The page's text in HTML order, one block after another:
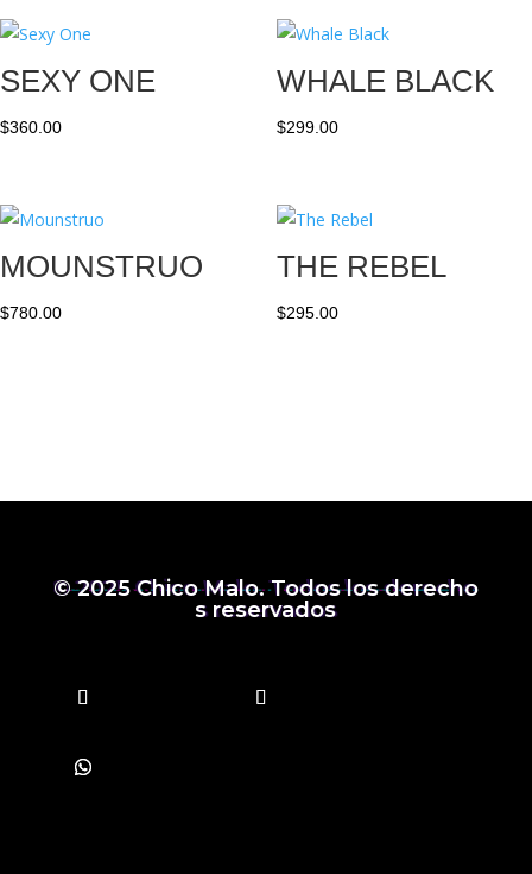
SEXY ONE
$360.00
WHALE BLACK
$299.00
MOUNSTRUO
$780.00
THE REBEL
$295.00
© 2025 Chico Malo. Todos los derecho
s reservados